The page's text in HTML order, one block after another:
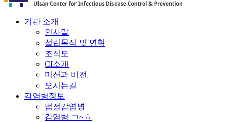
기관 소개
인사말
설립목적 및 연혁
조직도
CI소개
미션과 비전
오시는길
감염병정보
법정감염병
감염병 ㄱ~ㅎ